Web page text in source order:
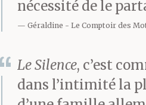
ans. Rares
visage
rares encore
nécessité de le
Géraldine Le Comptoir des
Le Silence, c’est
dans l’intimité la